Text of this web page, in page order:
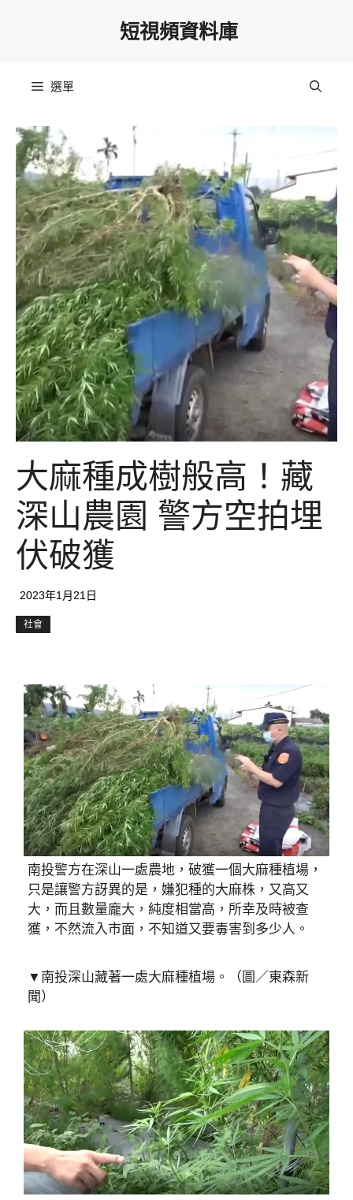
短視頻資料庫
選單
大麻種成樹般高！藏
深山農園 警方空拍埋
伏破獲
2023年1月21日
社會
南投警方在深山一處農地，破獲一個大麻種植場，
只是讓警方訝異的是，嫌犯種的大麻株，又高又
大，而且數量龐大，純度相當高，所幸及時被查
獲，不然流入市面，不知道又要毒害到多少人。
▼南投深山藏著一處大麻種植場。（圖／東森新
聞）